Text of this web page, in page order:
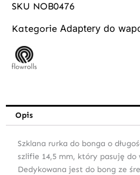
SKU NOB0476
Kategorie Adaptery do
Opis
Szklana rurka do bonga o
szlifie 14,5 mm, który pasuję do
Dedykowana jest do bong ze